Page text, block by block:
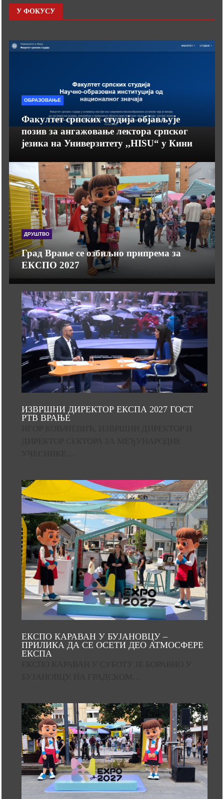
У ФОКУСУ
ОБРАЗОВАЊЕ
Факултет српских студија објављује
позив за ангажовање лектора српског
језика на Универзитету ,,HISU“ у Кини
ДРУШТВО
Град Врање се озбиљно припрема за
ЕКСПО 2027
ИЗВРШНИ ДИРЕКТОР ЕКСПА 2027 ГОСТ
РТВ ВРАЊЕ
ЕКСПО КАРАВАН У БУЈАНОВЦУ –
ПРИЛИКА ДА СЕ ОСЕТИ ДЕО АТМОСФЕРЕ
ЕКСПА